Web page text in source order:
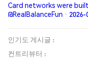
Card networks were
@RealBalanceFun · 2026-
인기도 게시글 :
컨트리뷰터 :